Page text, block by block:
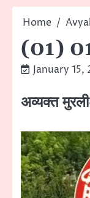
Home
(01)
January 15,
अव्यक्त